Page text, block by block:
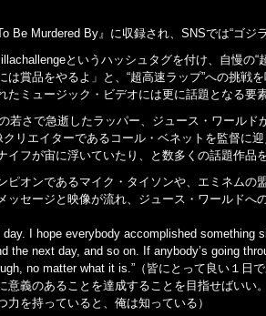
Be Murdered By』に収録され、SNSでは“ゴ
というハッシュタグを付け、自慢の
は賞品をやるよ」と、“超高速ラップ”への挑
ミュージック・ビデオには更に話題となる要
若さで急逝したラッパー、ジュース・ワール
リエイターであるコール・ベネットを監督
イフが宙に浮いていたり、と数多くの話題作
ピオンであるマイク・タイソンや、エミネム
ッセージと映像が流れ、ジュース・ワールドへ
day. I hope everybody accomplished
the next day, and so on. If anybody’s going
no matter what it is.”（皆にとって良い１
意義のあることを達成することを目指せばい
を持っていると、俺は知っている）